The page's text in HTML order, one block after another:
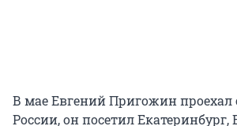
В мае Евгений Пригожин проехал
России, он посетил Екатеринбург,